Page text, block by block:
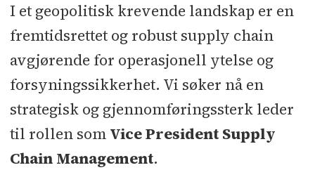
I et geopolitisk krevende landskap er en
fremtidsrettet og robust supply chain
avgjørende for operasjonell ytelse og
forsyningssikkerhet. Vi søker nå en
strategisk og gjennomføringssterk leder
til rollen som Vice President Supply
Chain Management.